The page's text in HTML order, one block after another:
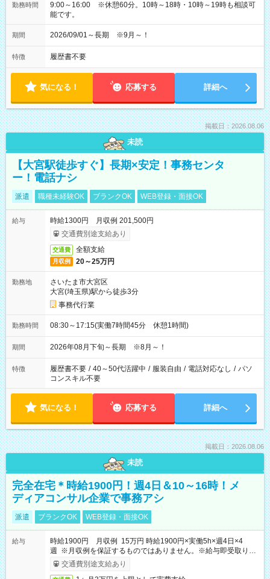
勤務時間
9:00～16:00 ※休憩60分。10時～18時・10時～19時も相談可
能です。
期間 2026/09/01～長期 ※9月～！
特徴 履歴書不要
気になる！ 応募する 詳細へ
掲載日：2026.08.06
未読
【大宮駅徒歩すぐ】長期×安定！事務センタ
ー！電話ナシ
派遣 職種未経験OK ブランクOK WEB登録・面接OK
給与
時給1300円 月収例 201,500円
交通費別途支給あり
交通費 全額支給
月収例 20～25万円
勤務地
さいたま市大宮区
大宮(埼玉県)駅から徒歩3分
事務代行業
勤務時間 08:30～17:15(実働7時間45分 休憩1時間)
期間 2026年08月下旬～長期 ※8月～！
特徴 履歴書不要 / 40～50代活躍中 / 服装自由 / 電話対応なし / パソ
コンスキル不要
気になる！ 応募する 詳細へ
掲載日：2026.08.06
未読
完全在宅＊時給1900円！週4日＆10～16時！メ
ディアコンサル企業で事務アシ
派遣 ブランクOK WEB登録・面接OK
給与
時給1900円 月収例 15万円 時給1900円×実働5h×週4日×4
週 ※月収例を保証するものではありません。※給与即受取りサ
ービス利用可（利用条件有）
交通費別途支給あり